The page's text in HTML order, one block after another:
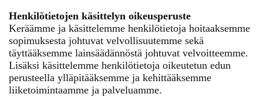
Henkilötietojen käsittelyn oikeusperuste
Keräämme ja käsittelemme henkilötietoja hoitaaksemme
sopimuksesta johtuvat velvollisuutemme sekä
täyttääksemme lainsäädännöstä johtuvat velvoitteemme.
Lisäksi käsittelemme henkilötietoja oikeutetun edun
perusteella ylläpitääksemme ja kehittääksemme
liiketoimintaamme ja palveluamme.